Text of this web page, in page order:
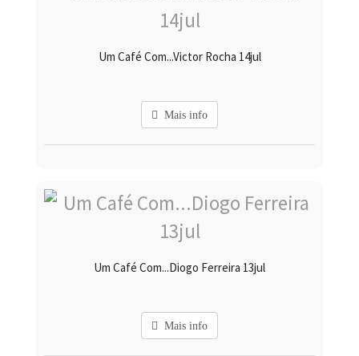
Um Café Com...Victor Rocha 14jul
Mais info
Um Café Com...Diogo Ferreira 13jul
Mais info